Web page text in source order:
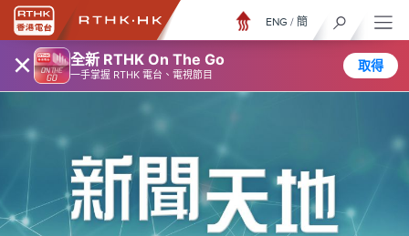
× 全新 RTHK On The Go
一手掌握 RTHK 電台、電視節目
取得
ENG / 簡